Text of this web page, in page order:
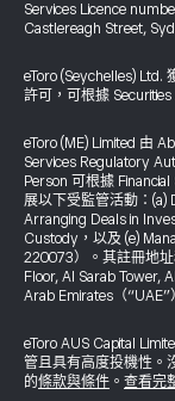
Services Licence
Castlereagh Street,
eToro (Seychelles) Ltd.
許可，可根據
eToro (ME) Limited 由
Services Regulatory
Person 可根據
展以下受監管活動：(a)
Arranging Deals in
Custody，以及 (e)
220073）。其註冊地
Floor, Al Sarab Tower,
Arab Emirates（“UAE”
eToro AUS Capital
管且具有高度投機性。
的條款與條件 。 查看完